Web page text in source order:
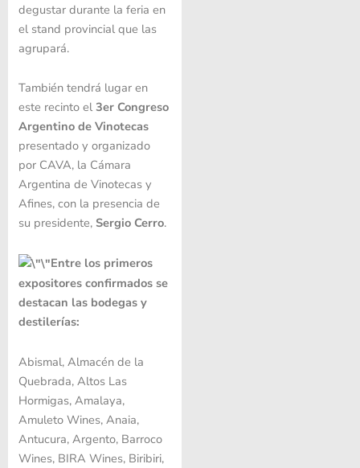
degustar durante la feria en
el stand provincial que las
agrupará.
También tendrá lugar en
este recinto el 3er Congreso
Argentino de Vinotecas
presentado y organizado
por CAVA, la Cámara
Argentina de Vinotecas y
Afines, con la presencia de
su presidente, Sergio Cerro.
Entre los primeros
expositores confirmados se
destacan las bodegas y
destilerías:
Abismal, Almacén de la
Quebrada, Altos Las
Hormigas, Amalaya,
Amuleto Wines, Anaia,
Antucura, Argento, Barroco
Wines, BIRA Wines, Biribiri,